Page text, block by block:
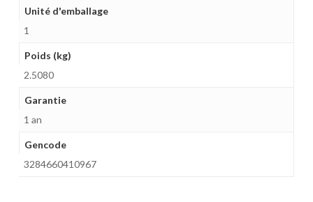
Unité d'emballage
1
Poids (kg)
2.5080
Garantie
1 an
Gencode
3284660410967